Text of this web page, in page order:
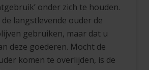
onder zich te houden.
langstlevende ouder de
gebruiken, maar dat u
deze goederen. Mocht de
komen te overlijden, is de